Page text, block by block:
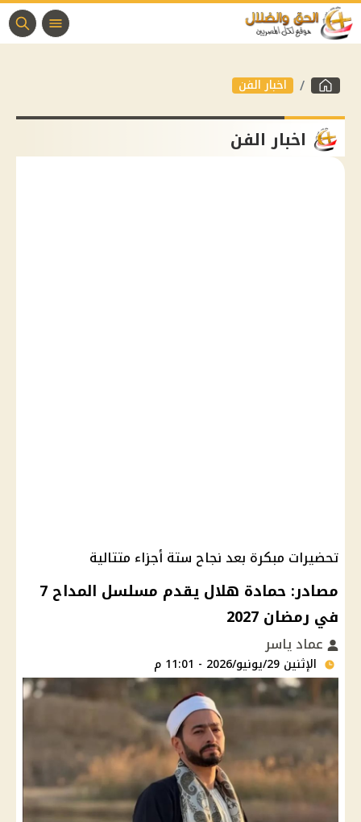
اخبار الفن
اخبار الفن
تحضيرات مبكرة بعد نجاح ستة أجزاء متتالية
مصادر: حمادة هلال يقدم مسلسل المداح 7
في رمضان 2027
عماد ياسر
الإثنين 29/يونيو/2026 - 11:01 م